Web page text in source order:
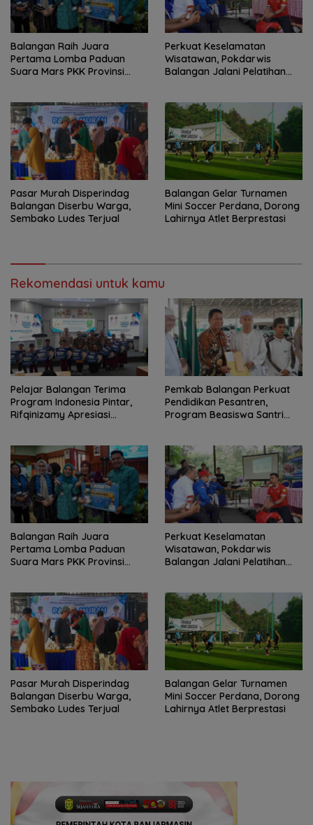
Balangan Raih Juara
Pertama Lomba Paduan
Suara Mars PKK Provinsi
Perkuat Keselamatan
Wisatawan, Pokdarwis
Balangan Jalani Pelatihan
Pasar Murah Disperindag
Balangan Diserbu Warga,
Sembako Ludes Terjual
Balangan Gelar Turnamen
Mini Soccer Perdana, Dorong
Lahirnya Atlet Berprestasi
Rekomendasi untuk kamu
Pelajar Balangan Terima
Program Indonesia Pintar,
Rifqinizamy Apresiasi
Pemkab Balangan Perkuat
Pendidikan Pesantren,
Program Beasiswa Santri
Balangan Raih Juara
Pertama Lomba Paduan
Suara Mars PKK Provinsi
Perkuat Keselamatan
Wisatawan, Pokdarwis
Balangan Jalani Pelatihan
Pasar Murah Disperindag
Balangan Diserbu Warga,
Sembako Ludes Terjual
Balangan Gelar Turnamen
Mini Soccer Perdana, Dorong
Lahirnya Atlet Berprestasi